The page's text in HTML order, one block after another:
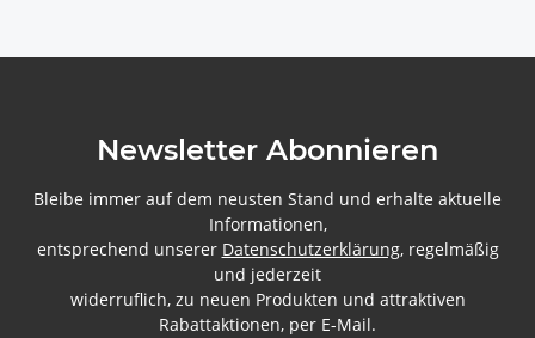
Newsletter Abonnieren
Bleibe immer auf dem neusten Stand und erhalte aktuelle
Informationen,
entsprechend unserer Datenschutzerklärung, regelmäßig
und jederzeit
widerruflich, zu neuen Produkten und attraktiven
Rabattaktionen, per E-Mail.